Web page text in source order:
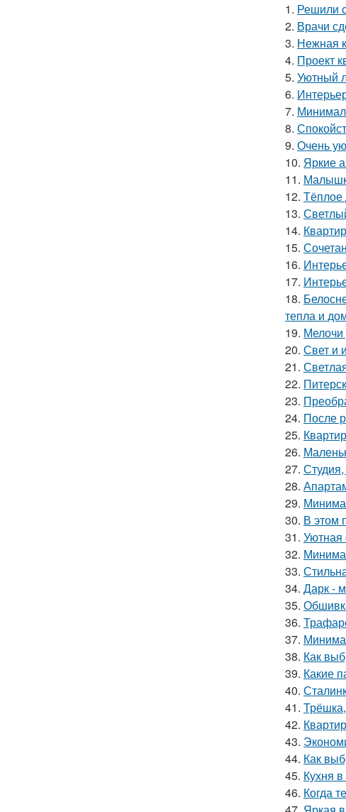
1. Решили
2. Врачи
3. Нежная
4. Проект
5. Уютный
6.
7.
8.
9. Очень
10. Яркие
11.
12. Тёплое
13.
14.
15.
16.
17.
18.
тепла и
19. Мелочи
20. Свет и
21.
22.
23.
24. После
25.
26.
27.
28.
29.
30. В этом
31. Уютная
32.
33.
34. Дарк -
35.
36.
37.
38. Как
39. Какие
40.
41.
42.
43.
44. Как
45. Кухня
46. Когда